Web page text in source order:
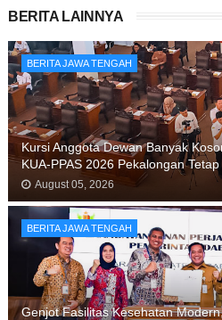
BERITA LAINNYA
BERITA JAWA TENGAH
Kursi Anggota Dewan Banyak
KUA-PPAS 2026 Pekalongan
August 05, 2026
BERITA JAWA TENGAH
Genjot Fasilitas Kesehatan